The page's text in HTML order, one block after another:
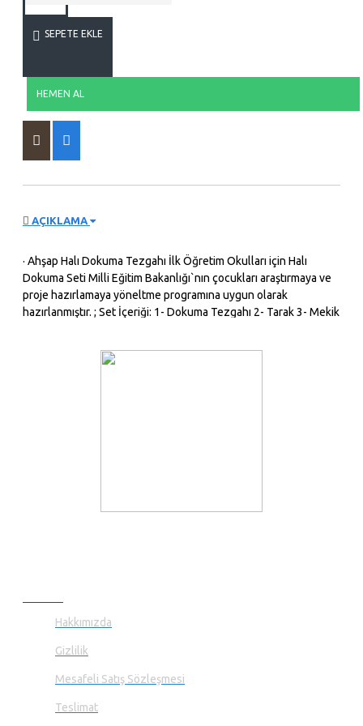
SEPETE EKLE
HEMEN AL
AÇIKLAMA
· Ahşap Halı Dokuma Tezgahı İlk Öğretim Okulları için Halı
Dokuma Seti Milli Eğitim Bakanlığı`nın çocukları araştırmaya ve
proje hazırlamaya yöneltme programına uygun olarak
hazırlanmıştır. ; Set İçeriği: 1- Dokuma Tezgahı 2- Tarak 3- Mekik
gönderilir Özellikle okullardaki etkinliklerde kullanmak için
Hakkımızda
Gizlilik
Mesafeli Satış Sözleşmesi
Teslimat